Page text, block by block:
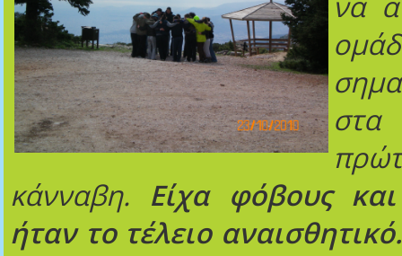
στα
κάνναβη. Είχα φόβους
ήταν το τέλειο